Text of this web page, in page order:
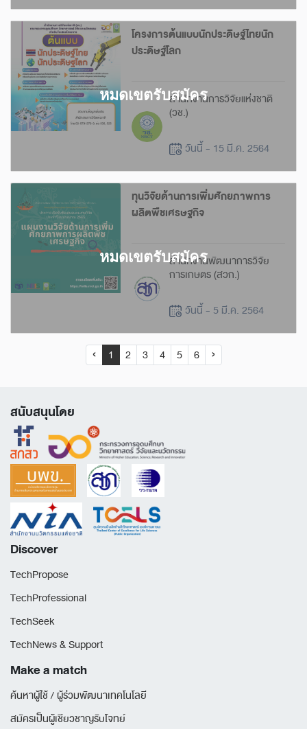
โครงการต้นแบบนักประดิษฐ์ไทยนัก
ประดิษฐ์โลก
สำนักงานการวิจัยแห่งชาติ
(วช.)
วันนี้ - 15 มี.ค. 2564
ทุนวิจัยด้านการเพิ่มศักยภาพการ
ผลิตพืชเศรษฐกิจ
สำนักงานพัฒนาการวิจัย
การเกษตร (สวก.)
วันนี้ - 5 มี.ค. 2564
‹ 1 2 3 4 5 6 ›
สนับสนุนโดย
Discover
TechPropose
TechProfessional
TechSeek
TechNews & Support
Make a match
ค้นหาผู้ใช้ / ผู้ร่วมพัฒนาเทคโนโลยี
สมัครเป็นผู้เชียวชาญรับโจทย์